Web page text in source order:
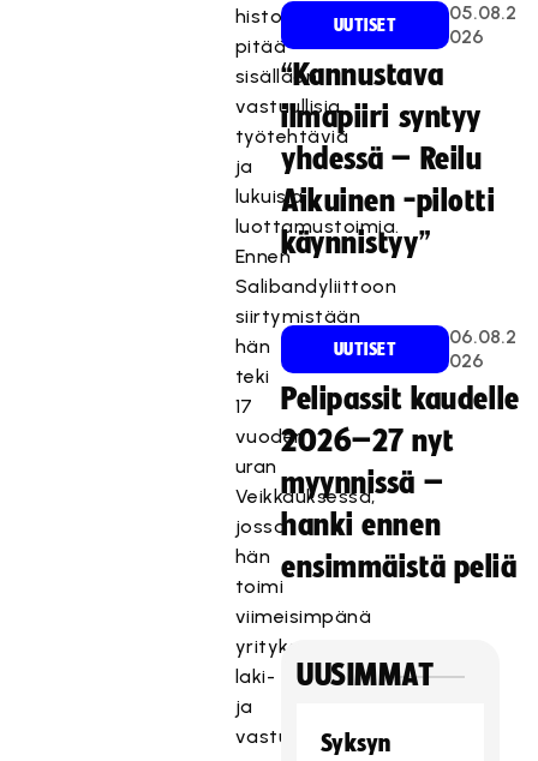
historia
pitää
sisällään
vastuullisia
työtehtäviä
ja
lukuisia
luottamustoimia.
Ennen
Salibandyliittoon
siirtymistään
hän
teki
17
vuoden
uran
Veikkauksessa,
jossa
hän
toimi
viimeisimpänä
yrityksen
laki-
ja
vastuullisjohtajana.
UUTISET
05.08.2
026
“Kannustava
ilmapiiri syntyy
yhdessä – Reilu
Aikuinen -pilotti
käynnistyy”
UUTISET
06.08.2
026
Pelipassit kaudelle
2026–27 nyt
myynnissä –
hanki ennen
ensimmäistä peliä
UUSIMMAT
Syksyn